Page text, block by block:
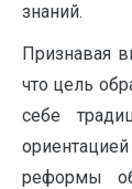
знаний.
Признавая
что цель
себе
реформы